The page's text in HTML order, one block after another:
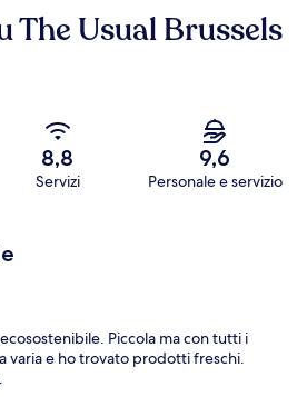
The Usual Brussels
8,8
Servizi
9,6
Personale e servizio
Piccola ma con tutti i
varia e ho trovato prodotti freschi.